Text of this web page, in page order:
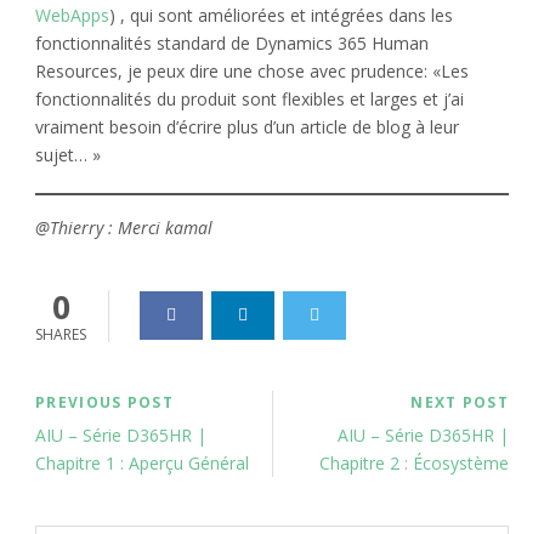
WebApps) , qui sont améliorées et intégrées dans les
fonctionnalités standard de Dynamics 365 Human
Resources, je peux dire une chose avec prudence: «Les
fonctionnalités du produit sont flexibles et larges et j’ai
vraiment besoin d’écrire plus d’un article de blog à leur
sujet… »
@Thierry : Merci kamal
0
SHARES
PREVIOUS POST
AIU – Série D365HR |
Chapitre 1 : Aperçu Général
NEXT POST
AIU – Série D365HR |
Chapitre 2 : Écosystème